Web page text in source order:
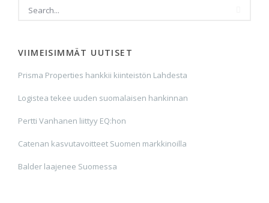
VIIMEISIMMÄT UUTISET
Prisma Properties hankkii kiinteistön Lahdesta
Logistea tekee uuden suomalaisen hankinnan
Pertti Vanhanen liittyy EQ:hon
Catenan kasvutavoitteet Suomen markkinoilla
Balder laajenee Suomessa